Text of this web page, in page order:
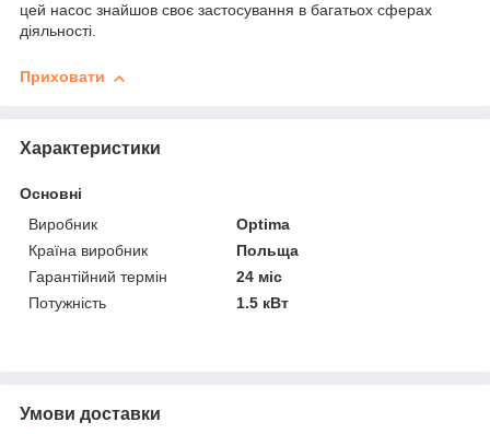
цей насос знайшов своє застосування в багатьох сферах
діяльності.
Приховати
Характеристики
Основні
Виробник
Optima
Країна виробник
Польща
Гарантійний термін
24 міс
Потужність
1.5 кВт
Умови доставки